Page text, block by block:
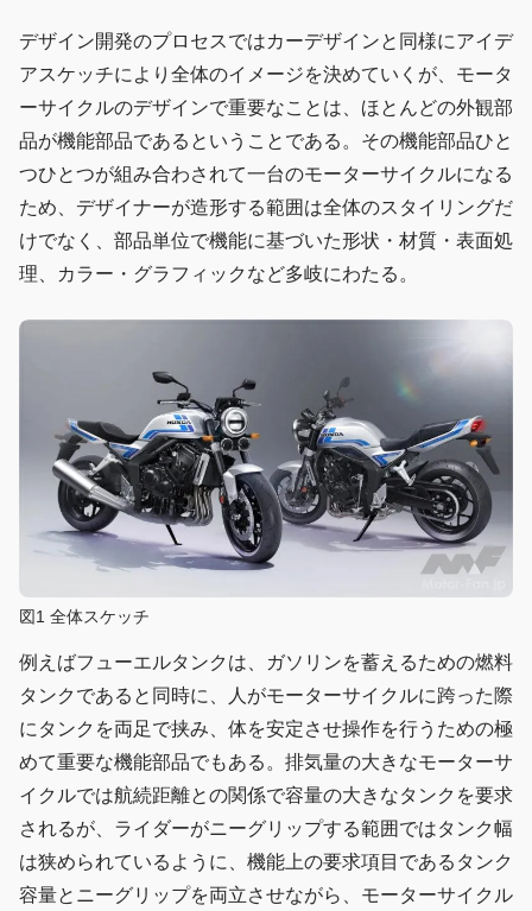
デザイン開発のプロセスではカーデザインと同様にアイデ
アスケッチにより全体のイメージを決めていくが、モータ
ーサイクルのデザインで重要なことは、ほとんどの外観部
品が機能部品であるということである。その機能部品ひと
つひとつが組み合わされて一台のモーターサイクルになる
ため、デザイナーが造形する範囲は全体のスタイリングだ
けでなく、部品単位で機能に基づいた形状・材質・表面処
理、カラー・グラフィックなど多岐にわたる。
図1 全体スケッチ
例えばフューエルタンクは、ガソリンを蓄えるための燃料
タンクであると同時に、人がモーターサイクルに跨った際
にタンクを両足で挟み、体を安定させ操作を行うための極
めて重要な機能部品でもある。排気量の大きなモーターサ
イクルでは航続距離との関係で容量の大きなタンクを要求
されるが、ライダーがニーグリップする範囲ではタンク幅
は狭められているように、機能上の要求項目であるタンク
容量とニーグリップを両立させながら、モーターサイクル